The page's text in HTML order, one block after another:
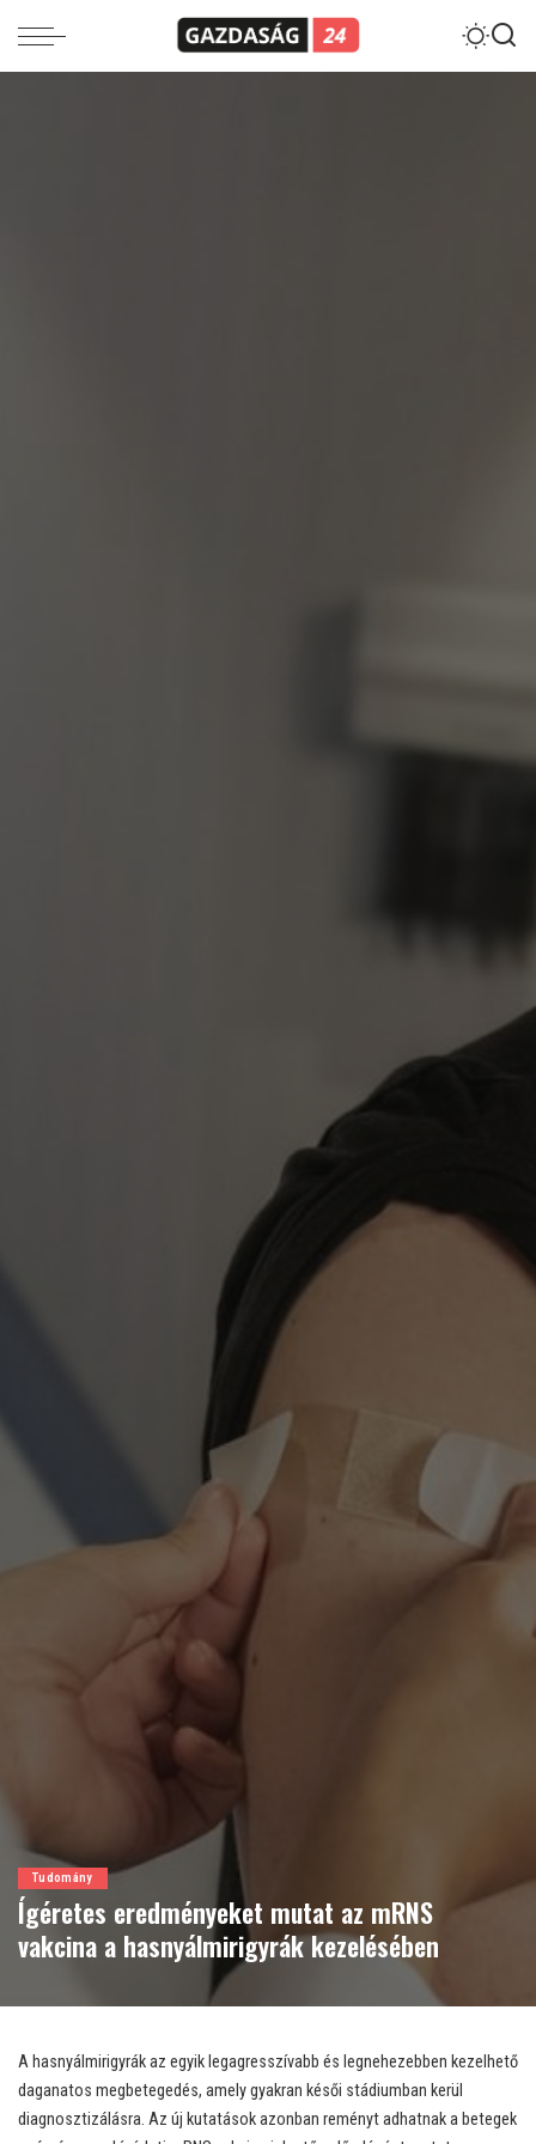
Tudomány
Ígéretes eredményeket mutat az mRNS
vakcina a hasnyálmirigyrák kezelésében
A hasnyálmirigyrák az egyik legagresszívabb és legnehezebben kezelhető
daganatos megbetegedés, amely gyakran késői stádiumban kerül
diagnosztizálásra. Az új kutatások azonban reményt adhatnak a betegek